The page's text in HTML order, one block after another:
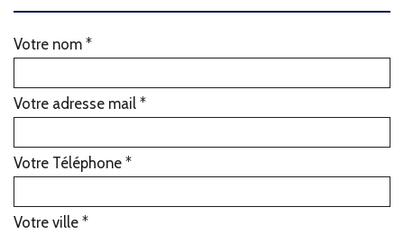
Votre nom *
Votre adresse mail *
Votre Téléphone *
Votre ville *